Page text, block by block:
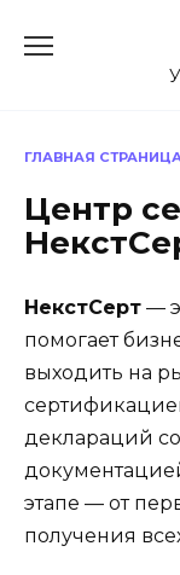
ГЛАВНАЯ
Центр
НекстСерт —
помогает
выходить на
деклараций
этапе — от
получения